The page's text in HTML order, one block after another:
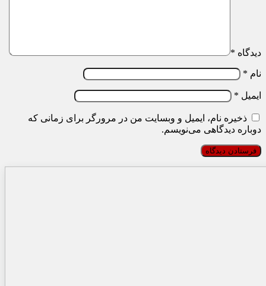
دیدگاه *
نام *
ایمیل *
ذخیره نام، ایمیل و وبسایت من در مرورگر برای زمانی که
دوباره دیدگاهی می‌نویسم.